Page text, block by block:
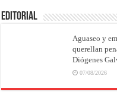
EDITORIAL
Aguaseo y
querellan
Diógenes
07/08/2026